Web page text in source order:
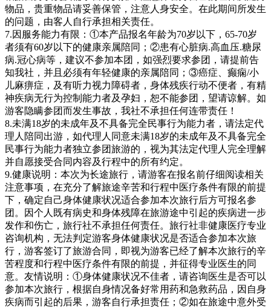
物品，贵重物品请妥善保管，注意人身安全。在此期间所发生
的问题，由客人自行承担相关责任。
7.因服务能力有限：①本产品报名年龄为70岁以下，65-70岁
者须有60岁以下的健康亲属陪同；②患有心脏病.高血压.糖尿
病.冠心病等，建议不参加本团，如强烈要求参团，请提前告
知我社，并且必须有年轻健康的亲属陪同；③癌症、癫痫/小
儿麻痹症，及有听力视力障碍者，身体残疾行动不便者，有精
神疾病无行为控制能力者及孕妇，恕不能参团，望请谅解。如
游客隐瞒参团而发生事故，我社不承担任何连带责任！
8.未满18岁的未成年及不具备完全民事行为能力者，请法定代
理人陪同出游，如代理人同意未满18岁的未成年及不具备完全
民事行为能力者独立参团旅游的，视为其法定代理人完全理解
并自愿接受合同内容及行程中的所有约定。
9.健康说明：本次为长途旅行，请游客在报名前仔细阅读相关
注意事项，在充分了解旅途辛苦和行程中医疗条件有限的前提
下，确定自己身体健康状况适合参加本次旅行后方可报名参
团。因个人既有病史和身体残障在旅游途中引起的疾病进一步
发作和伤亡，旅行社不承担任何责任。旅行社非健康医疗专业
咨询机构，无法判定游客身体健康状况是否适合参加本次旅
行，游客签订了旅游合同，即视为游客已经了解本次旅行的辛
苦程度和行程中医疗条件有限的前提，并征得专业医生的同
意。友情说明：①身体健康状况不佳者，请咨询医生是否可以
参加本次旅行，根据自身情况备好常用药和急救药品，因自身
疾病而引起的后果，游客自行承担责任；②如在旅途中意外受